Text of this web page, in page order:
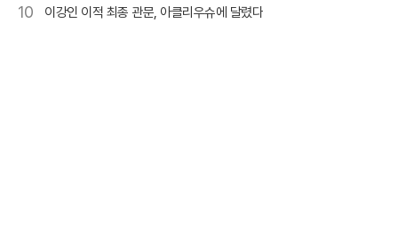
10 이강인 이적 최종 관문, 아클리우슈에 달렸다